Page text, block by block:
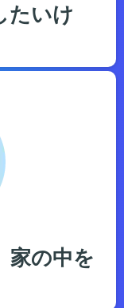
たいけ
家の中を